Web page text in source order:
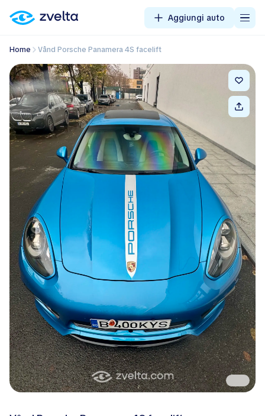
Aggiungi auto
Home Vând Porsche Panamera 4S facelift